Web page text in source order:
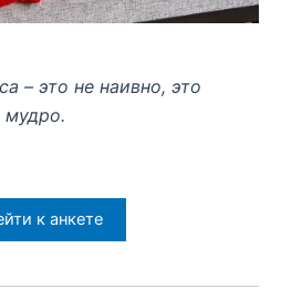
– это не наивно, это
к анкете